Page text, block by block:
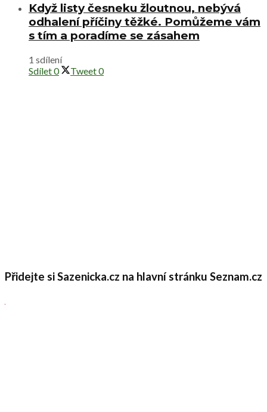
Když listy česneku žloutnou, nebývá
odhalení příčiny těžké. Pomůžeme vám
s tím a poradíme se zásahem
1 sdílení
Sdílet0 Tweet0
Přidejte si Sazenicka.cz na hlavní stránku Seznam.cz